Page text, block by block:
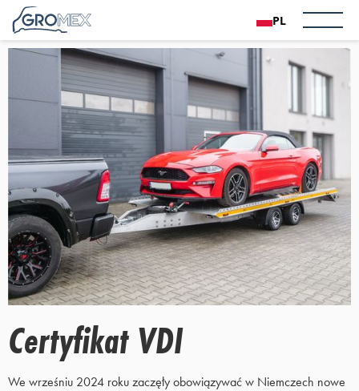
PL
Certyfikat VDI
We wrześniu 2024 roku zaczęły obowiązywać w Niemczech nowe